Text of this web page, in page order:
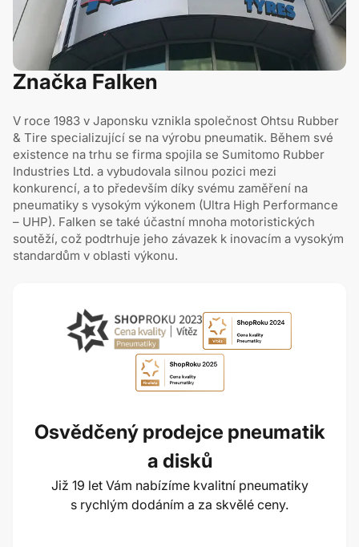
Značka Falken
V roce 1983 v Japonsku vznikla společnost Ohtsu Rubber
& Tire specializující se na výrobu pneumatik. Během své
existence na trhu se firma spojila se Sumitomo Rubber
Industries Ltd. a vybudovala silnou pozici mezi
konkurencí, a to především díky svému zaměření na
pneumatiky s vysokým výkonem (Ultra High Performance
– UHP). Falken se také účastní mnoha motoristických
soutěží, což podtrhuje jeho závazek k inovacím a vysokým
standardům v oblasti výkonu.
Osvědčený prodejce pneumatik
a disků
Již 19 let Vám nabízíme kvalitní pneumatiky
s rychlým dodáním a za skvělé ceny.